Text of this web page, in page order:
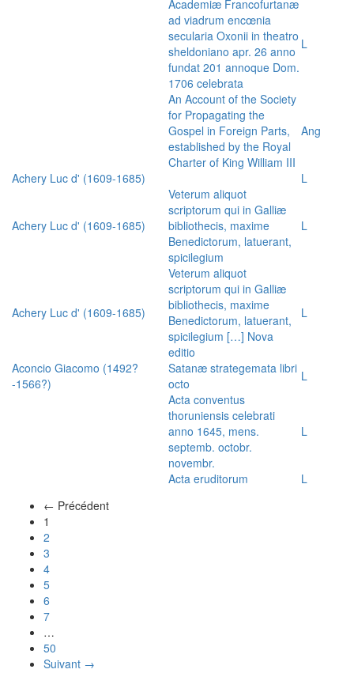
Academiæ Francofurtanæ
ad viadrum encœnia
secularia Oxonii in theatro
sheldoniano apr. 26 anno
fundat 201 annoque Dom.
1706 celebrata
L
An Account of the Society
for Propagating the
Gospel in Foreign Parts,
established by the Royal
Charter of King William III
Ang
Achery Luc d' (1609-1685) L
Achery Luc d' (1609-1685)
Veterum aliquot
scriptorum qui in Galliæ
bibliothecis, maxime
Benedictorum, latuerant,
spicilegium
L
Achery Luc d' (1609-1685)
Veterum aliquot
scriptorum qui in Galliæ
bibliothecis, maxime
Benedictorum, latuerant,
spicilegium […] Nova
editio
L
Aconcio Giacomo (1492?
-1566?)
Satanæ strategemata libri
octo
L
Acta conventus
thoruniensis celebrati
anno 1645, mens.
septemb. octobr.
novembr.
L
Acta eruditorum
L
← Précédent
1
2
3
4
5
6
7
…
50
Suivant →